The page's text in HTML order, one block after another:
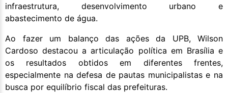
infraestrutura, desenvolvimento urbano e
abastecimento de água.
Ao fazer um balanço das ações da UPB, Wilson
Cardoso destacou a articulação política em Brasília e
os resultados obtidos em diferentes frentes,
especialmente na defesa de pautas municipalistas e na
busca por equilíbrio fiscal das prefeituras.